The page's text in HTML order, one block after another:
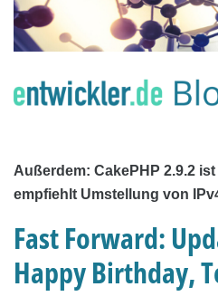
Außerdem: CakePHP 2.9.2
empfiehlt Umstellung von
Fast Forward:
Happy Birthday,